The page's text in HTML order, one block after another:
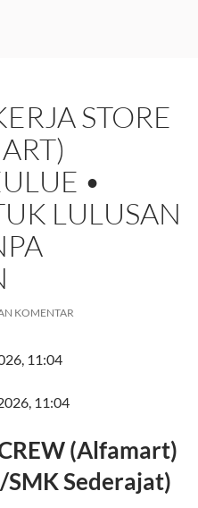
STORE
•
LULUSAN
KOMENTAR
11:04
11:04
(Alfamart)
SMK Sederajat)